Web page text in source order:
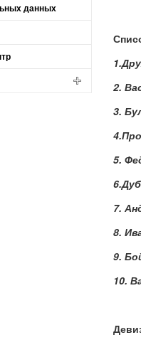
данных
2.
3.
5.
7.
8.
9.
10.